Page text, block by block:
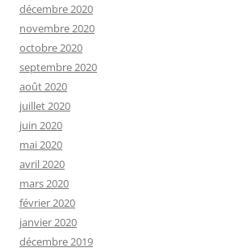
décembre 2020
novembre 2020
octobre 2020
septembre 2020
août 2020
juillet 2020
juin 2020
mai 2020
avril 2020
mars 2020
février 2020
janvier 2020
décembre 2019